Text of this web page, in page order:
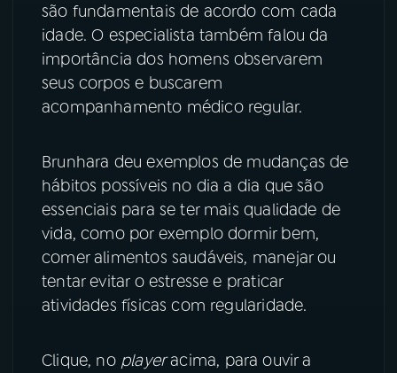
são fundamentais de acordo com cada
idade. O especialista também falou da
importância dos homens observarem
seus corpos e buscarem
acompanhamento médico regular.
Brunhara deu exemplos de mudanças de
hábitos possíveis no dia a dia que são
essenciais para se ter mais qualidade de
vida, como por exemplo dormir bem,
comer alimentos saudáveis, manejar ou
tentar evitar o estresse e praticar
atividades físicas com regularidade.
Clique, no playeracima, para ouvir a